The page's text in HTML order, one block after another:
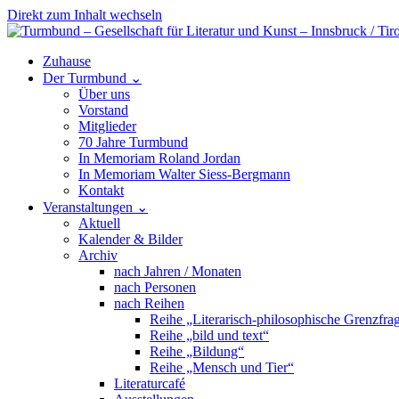
Direkt zum Inhalt wechseln
Hauptnavigation
Zuhause
Der Turmbund ⌄
Über uns
Vorstand
Mitglieder
70 Jahre Turmbund
In Memoriam Roland Jordan
In Memoriam Walter Siess-Bergmann
Kontakt
Veranstaltungen ⌄
Aktuell
Kalender & Bilder
Archiv
nach Jahren / Monaten
nach Personen
nach Reihen
Reihe „Literarisch-philosophische
Reihe „bild und text“
Reihe „Bildung“
Reihe „Mensch und Tier“
Literaturcafé